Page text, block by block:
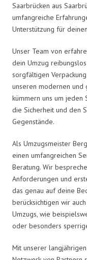
Saarbrücken aus
umfangreiche
Unterstützung für
Unser Team von
dein Umzug
sorgfältigen
unseren modernen und
kümmern uns um
die Sicherheit und den
Gegenstände.
Als Umzugsmeister
einen umfangreichen
Beratung. Wir
Anforderungen und
das genau auf deine
berücksichtigen wir
Umzugs, wie
oder besonders
Mit unserer